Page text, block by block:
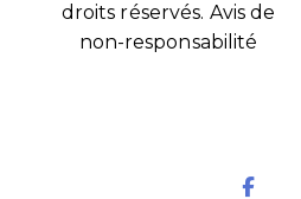
droits réservés. Avis de
non-responsabilité